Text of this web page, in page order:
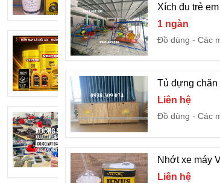
VECTOR tuyển NPP độc
📊 MUỐN TĂNG
35
Ô tô
Xích đu trẻ
1 ngàn
Đồ dùng
Các
Tủ đựng chăn
Liên hệ
Đồ dùng
Các
Nhớt xe máy
Liên hệ